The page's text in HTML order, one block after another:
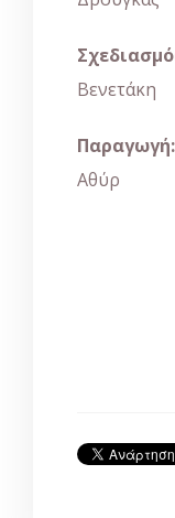
Βενετάκη
Παραγωγή:
Αθύρ